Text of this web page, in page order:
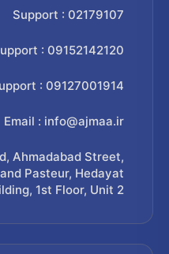
Support : 02179107
: 09152142120
: 09127001914
Email : info@ajmaa.ir
Ahmadabad Street,
Pasteur, Hedayat
1st Floor, Unit 2